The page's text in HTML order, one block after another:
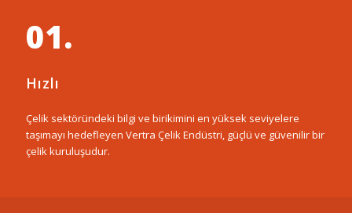
01.
Hızlı
Çelik sektöründeki bilgi ve birikimini en yüksek seviyelere
taşımayı hedefleyen Vertra Çelik Endüstri, güçlü ve güvenilir bir
çelik kuruluşudur.